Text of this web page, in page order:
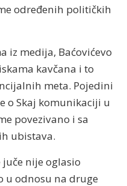
određenih političkih
iz medija, Baćovićevo
kavčana i to
meta. Pojedini
o Skaj komunikaciji u
povezivano i sa
ubistava.
juče nije oglasio
u odnosu na druge